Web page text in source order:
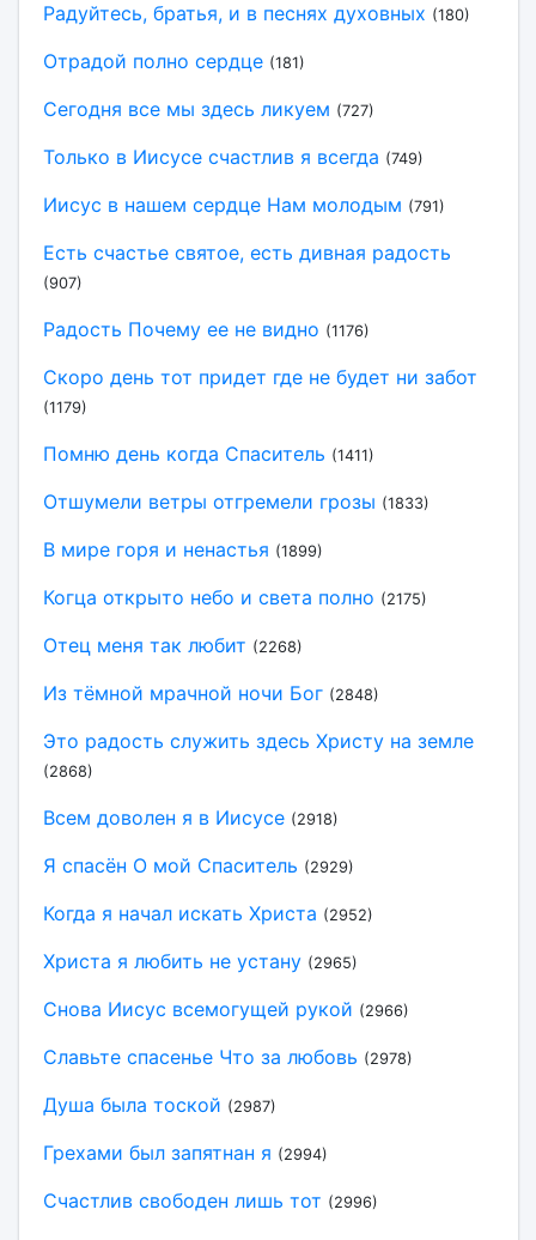
Радуйтесь, братья, и в песнях духовных (180)
Отрадой полно сердце (181)
Сегодня все мы здесь ликуем (727)
Только в Иисусе счастлив я всегда (749)
Иисус в нашем сердце Нам молодым (791)
Есть счастье святое, есть дивная радость
(907)
Радость Почему ее не видно (1176)
Скоро день тот придет где не будет ни забот
(1179)
Помню день когда Спаситель (1411)
Отшумели ветры отгремели грозы (1833)
В мире горя и ненастья (1899)
Когца открыто небо и света полно (2175)
Отец меня так любит (2268)
Из тёмной мрачной ночи Бог (2848)
Это радость служить здесь Христу на земле
(2868)
Всем доволен я в Иисусе (2918)
Я спасён О мой Спаситель (2929)
Когда я начал искать Христа (2952)
Христа я любить не устану (2965)
Снова Иисус всемогущей рукой (2966)
Славьте спасенье Что за любовь (2978)
Душа была тоской (2987)
Грехами был запятнан я (2994)
Счастлив свободен лишь тот (2996)